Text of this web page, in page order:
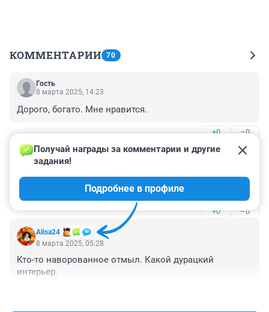
КОММЕНТАРИИ 70
Гость
8 марта 2025, 14:23
Дорого, богато. Мне нравится.
+0 –0
Гость
8 марта 2025, 13:13
Трампизм. Нынче тренд... Потом откроют
музей..старались люди проявите уважение..
+0 –0
Alisa24
Получай награды за комментарии и другие
задания!
Подробнее в профиле
8 марта 2025, 05:28
Кто-то наворованное отмыл. Какой дурацкий
интерьер.